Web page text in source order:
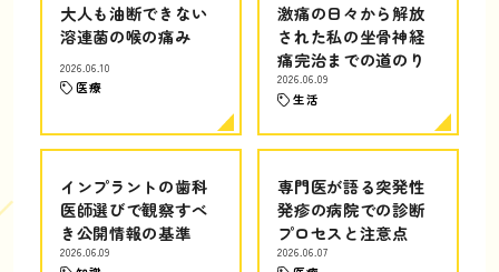
大人も油断できない
溶連菌の喉の痛み
2026.06.10
医療
激痛の日々から解放
された私の坐骨神経
痛完治までの道のり
2026.06.09
生活
インプラントの歯科
医師選びで観察すべ
き公開情報の基準
2026.06.09
専門医が語る突発性
発疹の病院での診断
プロセスと注意点
2026.06.07